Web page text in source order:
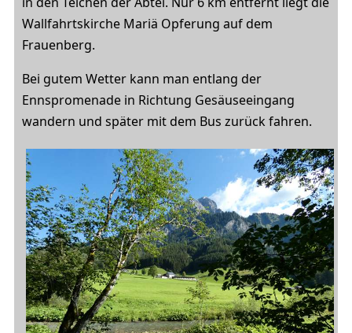
Wallfahrtskirche Mariä Opferung auf dem
Frauenberg.
Bei gutem Wetter kann man entlang der
Ennspromenade in Richtung Gesäuseeingang
wandern und später mit dem Bus zurück fahren.